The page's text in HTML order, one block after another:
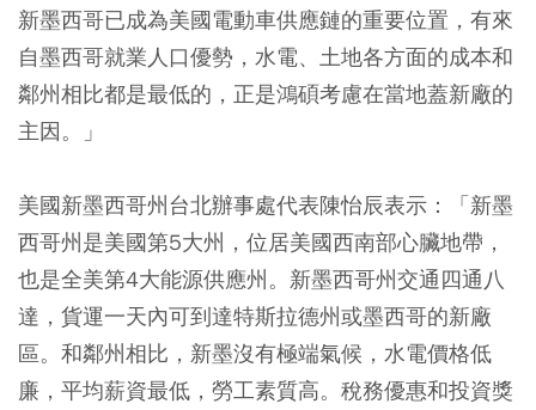
新墨西哥已成為美國電動車供應鏈的重要位置，有來
自墨西哥就業人口優勢，水電、土地各方面的成本和
鄰州相比都是最低的，正是鴻碩考慮在當地蓋新廠的
主因。」
美國新墨西哥州台北辦事處代表陳怡辰表示：「新墨
西哥州是美國第5大州，位居美國西南部心臟地帶，
也是全美第4大能源供應州。新墨西哥州交通四通八
達，貨運一天內可到達特斯拉德州或墨西哥的新廠
區。和鄰州相比，新墨沒有極端氣候，水電價格低
廉，平均薪資最低，勞工素質高。稅務優惠和投資獎